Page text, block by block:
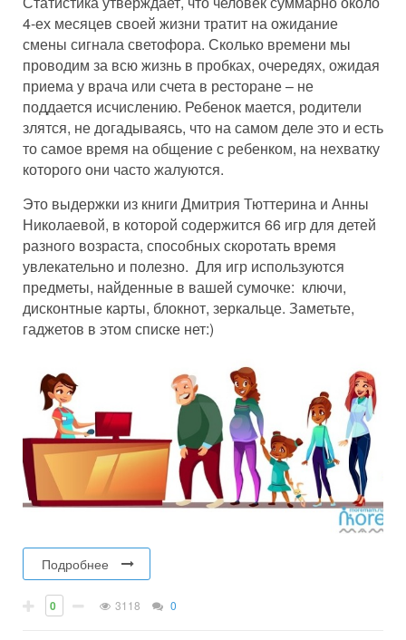
4-ех месяцев своей жизни тратит на ожидание
смены сигнала светофора. Сколько времени мы
проводим за всю жизнь в пробках, очередях, ожидая
приема у врача или счета в ресторане – не
поддается исчислению. Ребенок мается, родители
злятся, не догадываясь, что на самом деле это и есть
то самое время на общение с ребенком, на нехватку
которого они часто жалуются.
Это выдержки из книги Дмитрия Тюттерина и Анны
Николаевой, в которой содержится 66 игр для детей
разного возраста, способных скоротать время
увлекательно и полезно. Для игр используются
предметы, найденные в вашей сумочке: ключи,
дисконтные карты, блокнот, зеркальце. Заметьте,
гаджетов в этом списке нет:)
Подробнее
0 3118 0